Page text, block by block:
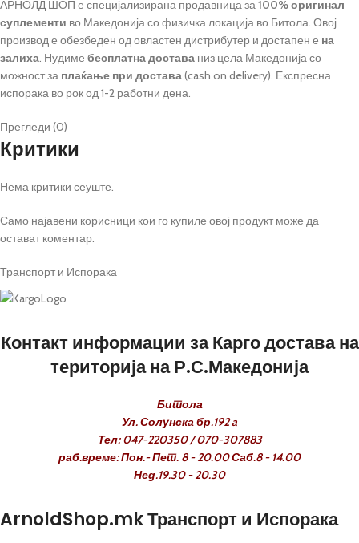
АРНОЛД ШОП е специјализирана продавница за100% оригинал
суплементи во Македонија со физичка локација во Битола. Овој
производ е обезбеден од овластен дистрибутер и достапен е на
залиха. Нудиме бесплатна достава низ цела Македонија со
можност за плаќање при достава(cash on delivery). Експресна
испорака во рок од 1-2 работни дена.
Прегледи (0)
Критики
Нема критики сеуште.
Само најавени корисници кои го купиле овој продукт може да
остават коментар.
Транспорт и Испорака
Контакт информации за Карго достава на
територија на Р.С.Македонија
Битола
Ул. Солунска бр.192 a
Тел: 047-220350 / 070-307883
раб.време: Пон.- Пет. 8 - 20.00 Саб.8 - 14.00
Нед.19.30 - 20.30
ArnoldShop.mk Транспорт и Испорака